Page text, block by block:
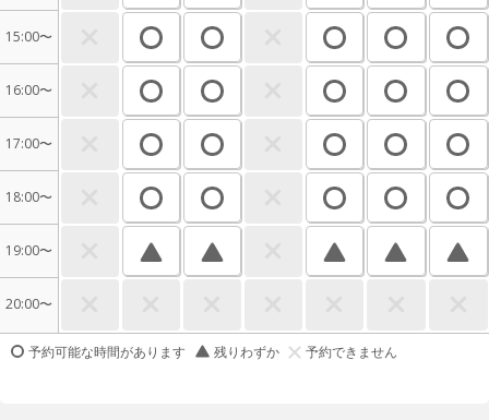
15:00〜
16:00〜
17:00〜
18:00〜
19:00〜
20:00〜
予約可能な時間があります 残りわずか 予約できません